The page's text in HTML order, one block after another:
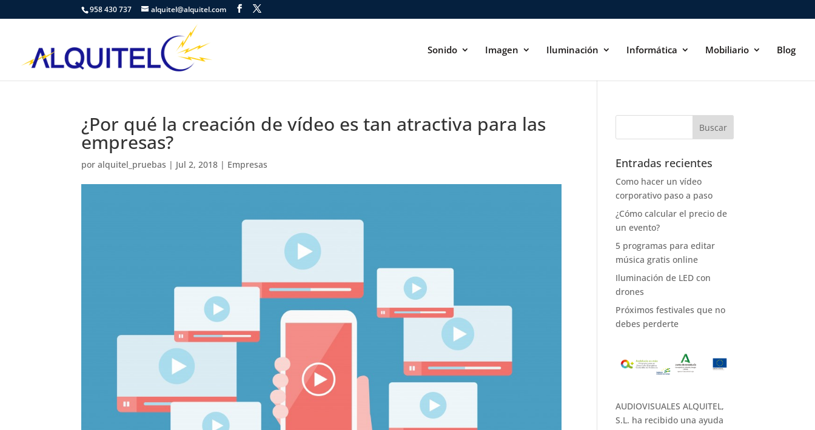
958 430 737 alquitel@alquitel.com
Sonido Imagen Iluminación Informática Mobiliario Blog
¿Por qué la creación de vídeo es tan atractiva para las
empresas?
poralquitel_pruebas | Jul 2, 2018 | Empresas Entradas recientes
Como hacer un vídeo
corporativo paso a paso
¿Cómo calcular el precio de
un evento?
5 programas para editar
música gratis online
Iluminación de LED con
drones
Próximos festivales que no
debes perderte
AUDIOVISUALES ALQUITEL,
S.L. ha recibido una ayuda